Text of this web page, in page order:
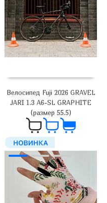
Велосипед Fuji 2026 GRAVEL
JARI 1.3 A6-SL GRAPHITE
(размер 55.5)
179 000